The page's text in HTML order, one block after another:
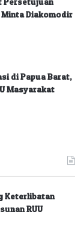
Diakomodir
di Papua Barat,
Masyarakat
Keterlibatan
RUU